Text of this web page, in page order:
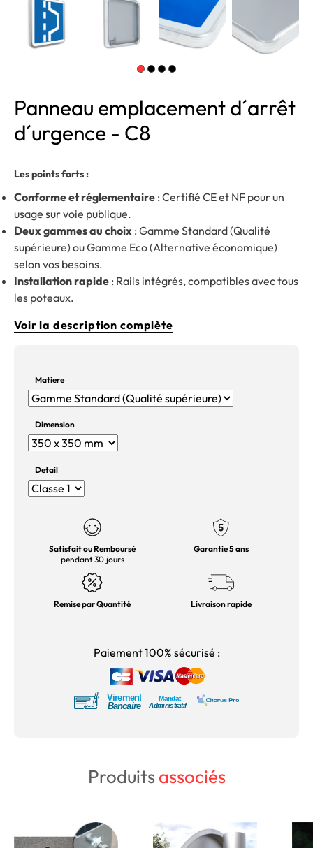
Panneau emplacement d´arrêt
d´urgence - C8
Les points forts :
Conforme et réglementaire : Certifié CE et NF pour un
usage sur voie publique.
Deux gammes au choix : Gamme Standard (Qualité
supérieure) ou Gamme Eco (Alternative économique)
selon vos besoins.
Installation rapide : Rails intégrés, compatibles avec tous
les poteaux.
Voir la description complète
Matiere
Dimension
Detail
Satisfait ou Remboursé
pendant 30 jours
Garantie 5 ans
Remise par Quantité Livraison rapide
Paiement 100% sécurisé :
Produitsassociés